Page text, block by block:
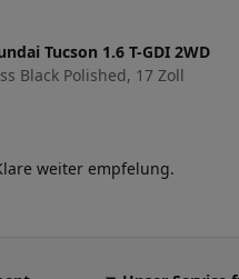
Tucson 1.6 T-GDI 2WD
Black Polished, 17 Zoll
weiter empfelung.